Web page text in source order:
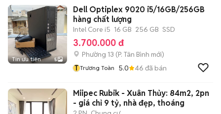
Tin ưu tiên 5
Dell Optiplex 9020 i5/16GB/256GB
hàng chất lượng
Intel Core i5 16 GB 256 GB SSD
3.700.000 đ
Phường 13 (P. Tân Bình mới)
T Trương Toàn 5.0 46 đã bán
Miipec Rubik - Xuân Thủy: 84m2, 2pn
- giá chỉ 9 tỷ, nhà đẹp, thoáng